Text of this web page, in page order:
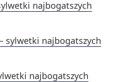
najbogatszych
sylwetki najbogatszych
najbogatszych